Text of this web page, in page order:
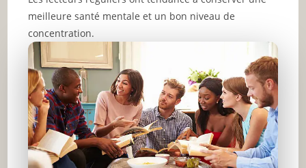
meilleure santé mentale et un bon niveau de
concentration.